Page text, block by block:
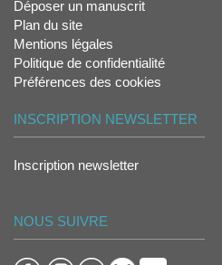
Déposer un manuscrit
Plan du site
Mentions légales
Politique de confidentialité
Préférences des cookies
INSCRIPTION NEWSLETTER
Inscription newsletter
NOUS SUIVRE